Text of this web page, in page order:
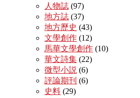
人物誌 (97)
地方誌 (37)
地方歷史 (43)
文學創作 (12)
馬華文學創作 (10)
華文詩集 (22)
微型小説 (6)
評論期刊 (6)
史料 (29)